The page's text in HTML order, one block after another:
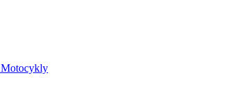
Motocykly